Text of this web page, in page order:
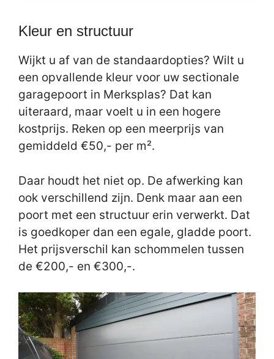
Kleur en structuur
Wijkt u af van de standaardopties? Wilt u
een opvallende kleur voor uw sectionale
garagepoort in Merksplas? Dat kan
uiteraard, maar voelt u in een hogere
kostprijs. Reken op een meerprijs van
gemiddeld €50,- per m².
Daar houdt het niet op. De afwerking kan
ook verschillend zijn. Denk maar aan een
poort met een structuur erin verwerkt. Dat
is goedkoper dan een egale, gladde poort.
Het prijsverschil kan schommelen tussen
de €200,- en €300,-.